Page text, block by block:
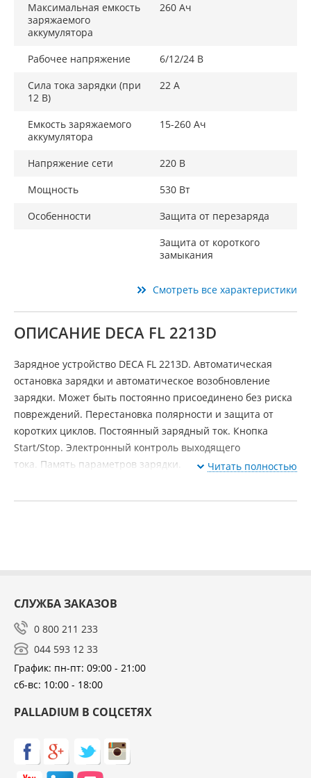
Максимальная емкость
заряжаемого
аккумулятора
260 Ач
Рабочее напряжение
6/12/24 В
Сила тока зарядки (при
12 В)
22 А
Емкость заряжаемого
аккумулятора
15-260 Ач
Напряжение сети
220 В
Мощность
530 Вт
Особенности
Защита от перезаряда
Защита от короткого
замыкания
Смотреть все характеристики
ОПИСАНИЕ DECA FL 2213D
Зарядное устройство DECA FL 2213D. Автоматическая
остановка зарядки и автоматическое возобновление
зарядки. Может быть постоянно присоединено без риска
повреждений. Перестановка полярности и защита от
коротких циклов. Постоянный зарядный ток. Кнопка
Start/Stop. Электронный контроль выходящего
тока. Память параметров зарядки.
Читать полностью
СЛУЖБА ЗАКАЗОВ
0 800 211 233
044 593 12 33
График: пн-пт: 09:00 - 21:00
сб-вс: 10:00 - 18:00
PALLADIUM В СОЦСЕТЯХ